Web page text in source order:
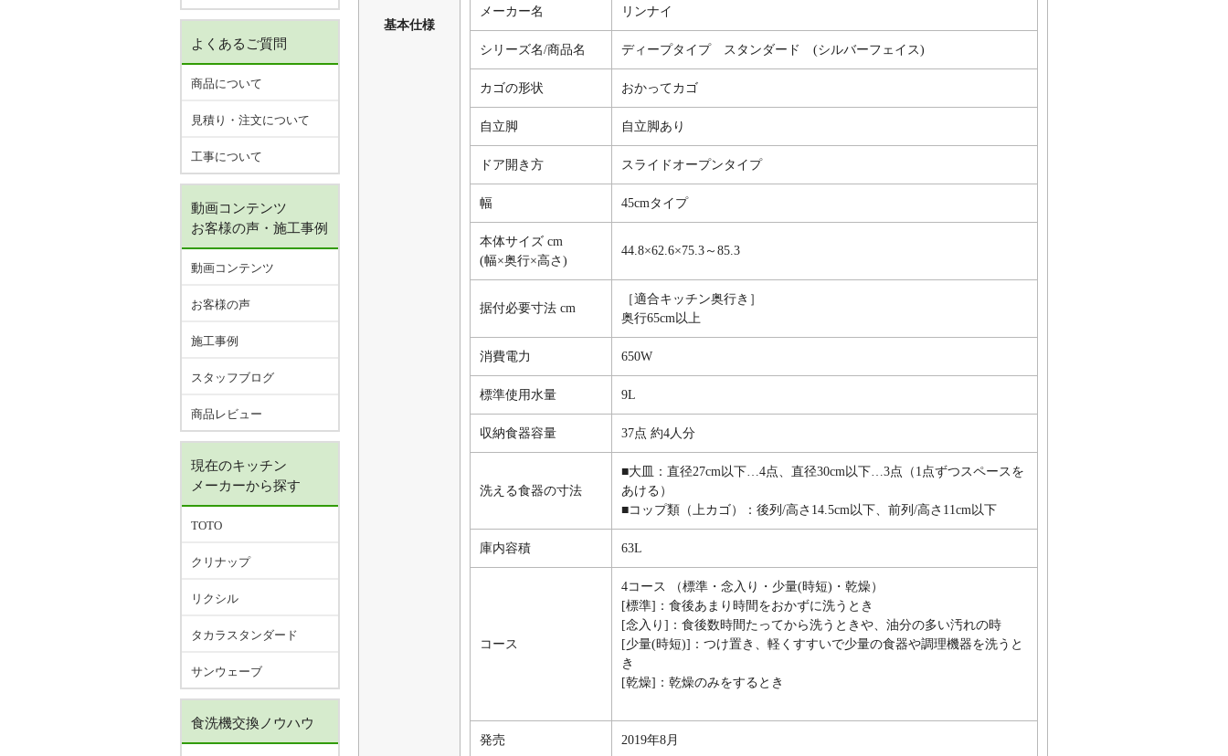
基本仕様
メーカー名 リンナイ
シリーズ名/商品名 ディープタイプ スタンダード (シルバーフェイス)
カゴの形状 おかってカゴ
自立脚 自立脚あり
ドア開き方 スライドオープンタイプ
幅 45cmタイプ
本体サイズ cm
(幅×奥行×高さ)
44.8×62.6×75.3～85.3
据付必要寸法 cm
［適合キッチン奥行き］
奥行65cm以上
消費電力 650W
標準使用水量 9L
収納食器容量 37点 約4人分
洗える食器の寸法
■大皿：直径27cm以下…4点、直径30cm以下…3点（1点ずつスペースを
あける）
■コップ類（上カゴ）：後列/高さ14.5cm以下、前列/高さ11cm以下
庫内容積 63L
コース
4コース （標準・念入り・少量(時短)・乾燥）
[標準]：食後あまり時間をおかずに洗うとき
[念入り]：食後数時間たってから洗うときや、油分の多い汚れの時
[少量(時短)]：つけ置き、軽くすすいで少量の食器や調理機器を洗うと
き
[乾燥]：乾燥のみをするとき
発売 2019年8月
よくあるご質問
商品について
見積り・注文について
工事について
動画コンテンツ
お客様の声・施工事例
動画コンテンツ
お客様の声
施工事例
スタッフブログ
商品レビュー
現在のキッチン
メーカーから探す
TOTO
クリナップ
リクシル
タカラスタンダード
サンウェーブ
食洗機交換ノウハウ